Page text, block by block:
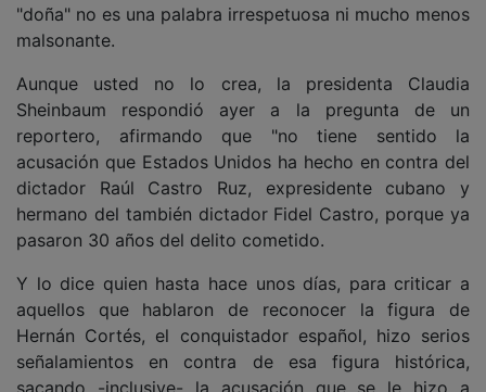
"doña" no es una palabra irrespetuosa ni mucho menos
malsonante.
Aunque usted no lo crea, la presidenta Claudia
Sheinbaum respondió ayer a la pregunta de un
reportero, afirmando que "no tiene sentido la
acusación que Estados Unidos ha hecho en contra del
dictador Raúl Castro Ruz, expresidente cubano y
hermano del también dictador Fidel Castro, porque ya
pasaron 30 años del delito cometido.
Y lo dice quien hasta hace unos días, para criticar a
aquellos que hablaron de reconocer la figura de
Hernán Cortés, el conquistador español, hizo serios
señalamientos en contra de esa figura histórica,
sacando -inclusive- la acusación que se le hizo a